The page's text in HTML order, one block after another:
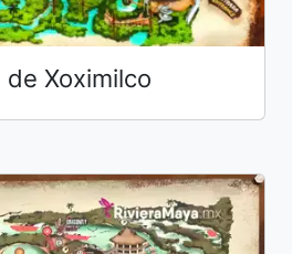
de Xoximilco